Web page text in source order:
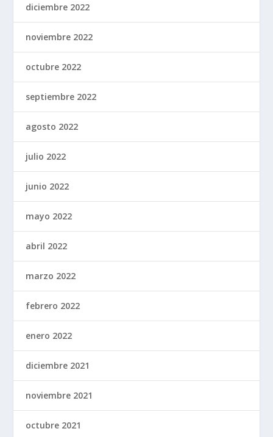
diciembre 2022
noviembre 2022
octubre 2022
septiembre 2022
agosto 2022
julio 2022
junio 2022
mayo 2022
abril 2022
marzo 2022
febrero 2022
enero 2022
diciembre 2021
noviembre 2021
octubre 2021